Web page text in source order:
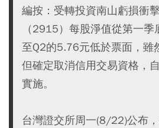
編按：受轉投資南山虧損衝
（2915）每股淨值從第一
至Q2的5.76元低於票面，雖
但確定取消信用交易資格，
實施。
台灣證交所周一(8/22)公布